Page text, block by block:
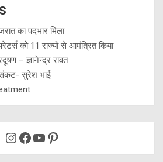
का पदभार मिला
को 11 राज्यों से आमंत्रित किया
– ज्ञानेन्द्र रावत
सुरेश भाई
Instagram
Facebook
YouTube
Pinterest